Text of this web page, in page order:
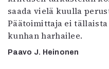
saada vielä kuulla
Päätoimittaja ei
kunhan harhailee.
Paavo J. Heinonen